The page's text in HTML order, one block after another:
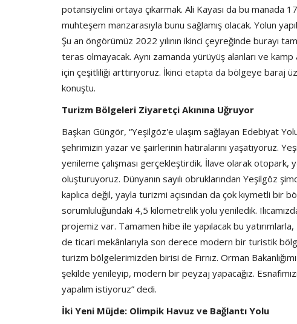
potansiyelini ortaya çıkarmak. Ali Kayası da bu manada
muhteşem manzarasıyla bunu sağlamış olacak. Yolun
Şu an öngörümüz 2022 yılının ikinci çeyreğinde burayı
teras olmayacak. Aynı zamanda yürüyüş alanları ve
için çeşitliliği arttırıyoruz. İkinci etapta da bölgeye baraj
konuştu.
Turizm Bölgeleri Ziyaretçi Akınına Uğruyor
Başkan Güngör, “Yeşilgöz'e ulaşım sağlayan Edebiyat
şehrimizin yazar ve şairlerinin hatıralarını yaşatıyoruz.
yenileme çalışması gerçekleştirdik. İlave olarak otopark,
oluşturuyoruz. Dünyanın sayılı obruklarından Yeşilgöz
kaplıca değil, yayla turizmi açısından da çok kıymetli bir
sorumluluğundaki 4,5 kilometrelik yolu yeniledik.
projemiz var. Tamamen hibe ile yapılacak bu
de ticari mekânlarıyla son derece modern bir turistik
turizm bölgelerimizden birisi de Fırnız. Orman
şekilde yenileyip, modern bir peyzaj yapacağız.
yapalım istiyoruz” dedi.
İki Yeni Müjde: Olimpik Havuz ve Bağlantı Yolu